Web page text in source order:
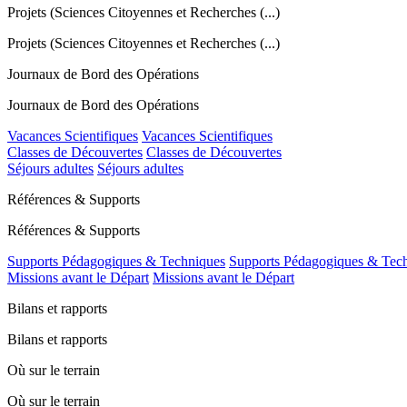
Projets (Sciences Citoyennes et Recherches (...)
Projets (Sciences Citoyennes et Recherches (...)
Journaux de Bord des Opérations
Journaux de Bord des Opérations
Vacances Scientifiques Vacances Scientifiques
Classes de Découvertes Classes de Découvertes
Séjours adultes Séjours adultes
Références & Supports
Références & Supports
Supports Pédagogiques & Techniques Supports Pédagogiques &
Missions avant le Départ Missions avant le Départ
Bilans et rapports
Bilans et rapports
Où sur le terrain
Où sur le terrain